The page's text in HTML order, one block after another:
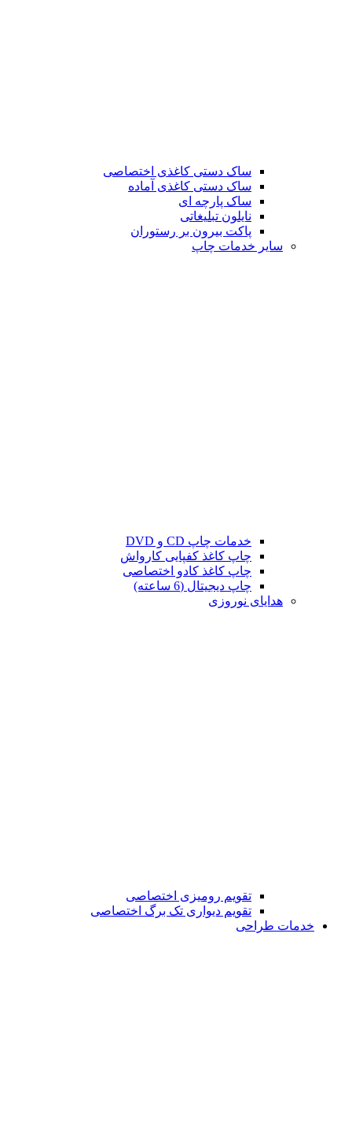
ساک دستی کاغذی اختصاصی
ساک دستی کاغذی آماده
ساک پارچه ای
نایلون تبلیغاتی
پاکت بیرون بر رستوران
سایر خدمات چاپ
خدمات چاپ CD و DVD
چاپ کاغذ کفپایی کارواش
چاپ کاغذ کادو اختصاصی
چاپ دیجیتال (6 ساعته)
هدایای نوروزی
تقویم رومیزی اختصاصی
تقویم دیواری تک برگ اختصاصی
خدمات طراحی